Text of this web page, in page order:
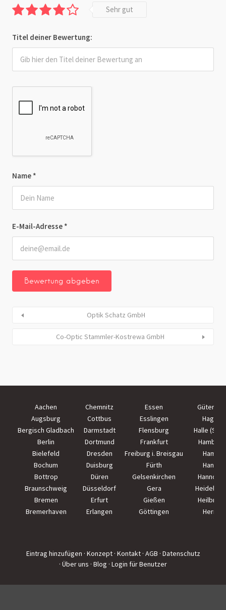
Name *
E-Mail-Adresse *
Sehr gut
Titel deiner Bewertung:
Optik Schatz GmbH
Co-Optic Stammler-Kostrewa GmbH
Aachen Chemnitz Essen
Augsburg
Cottbus Esslingen
Hagen
Bergisch Gladbach
Darmstadt Flensburg
Halle
Berlin
Dortmund Frankfurt
Hamburg
Bielefeld
Dresden Freiburg i. Breisgau
Hamm
Bochum
Duisburg Fürth
Hanau
Bottrop
Düren Gelsenkirchen
Hannover
Braunschweig
Düsseldorf Gera
Bremen
Erfurt Gießen
Heilbronn
Bremerhaven
Erlangen Göttingen Herne
Eintrag hinzufügen · Konzept · Kontakt · AGB · Datenschutz
· Über uns · Blog · Login für Benutzer